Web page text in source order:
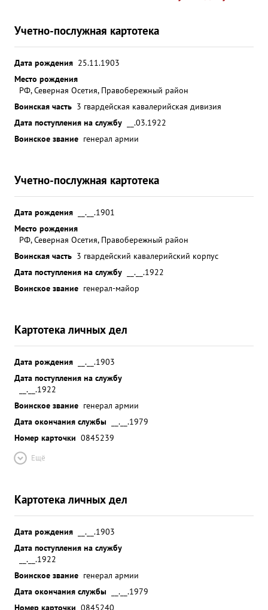
Учетно-послужная картотека
Дата рождения 25.11.1903
Место рождения
РФ, Северная Осетия, Правобережный район
Воинская часть 3 гвардейская кавалерийская дивизия
Дата поступления на службу
__.03.1922
Воинское звание генерал армии
Учетно-послужная картотека
Дата рождения
__.__.1901
Место рождения
РФ, Северная Осетия, Правобережный район
Воинская часть 3 гвардейский кавалерийский корпус
Дата поступления на службу
__.__.1922
Воинское звание генерал-майор
Картотека личных дел
Дата рождения
__.__.1903
Дата поступления на службу
__.__.1922
Воинское звание генерал армии
Дата окончания службы
__.__.1979
Номер карточки 0845239
Ещё
Картотека личных дел
Дата рождения
__.__.1903
Дата поступления на службу
__.__.1922
Воинское звание генерал армии
Дата окончания службы
__.__.1979
Номер карточки 0845240